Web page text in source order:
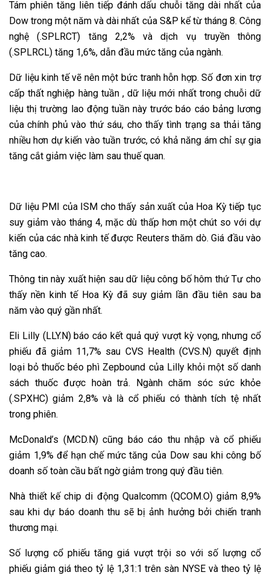
Tám phiên tăng liên tiếp đánh dấu chuỗi tăng dài nhất của
Dow trong một năm và dài nhất của S&P kể từ tháng 8. Công
nghệ (.SPLRCT) tăng 2,2% và dịch vụ truyền thông
(.SPLRCL) tăng 1,6%, dẫn đầu mức tăng của ngành.
Dữ liệu kinh tế vẽ nên một bức tranh hỗn hợp. Số đơn xin trợ
cấp thất nghiệp hàng tuần , dữ liệu mới nhất trong chuỗi dữ
liệu thị trường lao động tuần này trước báo cáo bảng lương
của chính phủ vào thứ sáu, cho thấy tình trạng sa thải tăng
nhiều hơn dự kiến ​​vào tuần trước, có khả năng ám chỉ sự gia
tăng cắt giảm việc làm sau thuế quan.
Dữ liệu PMI của ISM cho thấy sản xuất của Hoa Kỳ tiếp tục
suy giảm vào tháng 4, mặc dù thấp hơn một chút so với dự
kiến ​​của các nhà kinh tế được Reuters thăm dò. Giá đầu vào
tăng cao.
Thông tin này xuất hiện sau dữ liệu công bố hôm thứ Tư cho
thấy nền kinh tế Hoa Kỳ đã suy giảm lần đầu tiên sau ba
năm vào quý gần nhất.
Eli Lilly (LLY.N) báo cáo kết quả quý vượt kỳ vọng, nhưng cổ
phiếu đã giảm 11,7% sau CVS Health (CVS.N) quyết định
loại bỏ thuốc béo phì Zepbound của Lilly khỏi một số danh
sách thuốc được hoàn trả. Ngành chăm sóc sức khỏe
(.SPXHC) giảm 2,8% và là cổ phiếu có thành tích tệ nhất
trong phiên.
McDonald’s (MCD.N) cũng báo cáo thu nhập và cổ phiếu
giảm 1,9% để hạn chế mức tăng của Dow sau khi công bố
doanh số toàn cầu bất ngờ giảm trong quý đầu tiên.
Nhà thiết kế chip di động Qualcomm (QCOM.O) giảm 8,9%
sau khi dự báo doanh thu sẽ bị ảnh hưởng bởi chiến tranh
thương mại.
Số lượng cổ phiếu tăng giá vượt trội so với số lượng cổ
phiếu giảm giá theo tỷ lệ 1,31:1 trên sàn NYSE và theo tỷ lệ